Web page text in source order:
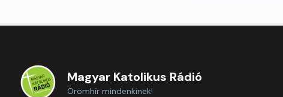
Magyar Katolikus Rádió
Örömhír mindenkinek!